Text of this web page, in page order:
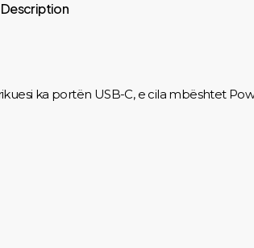
Description
ka portën USB-C, e cila mbështet